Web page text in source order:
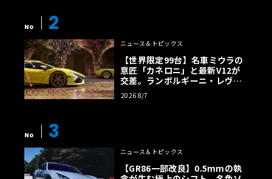
No 2
ニュース＆トピックス
【世界限定99台】名車ミウラの
意匠「カネロニ」と最新V12が
交差。ランボルギーニ・レヴエ
ルトに60周年記念車が登場
2026 8/7
No 3
ニュース＆トピックス
【GR86一部改良】0.5mmの執